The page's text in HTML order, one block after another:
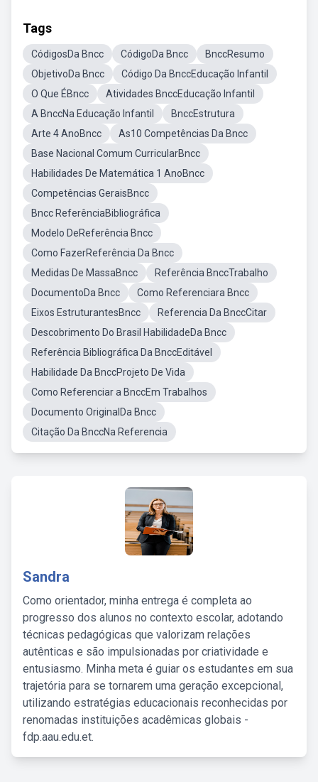
Tags
CódigosDa Bncc CódigoDa Bncc
BnccResumo
ObjetivoDa Bncc
Código Da BnccEducação Infantil
O Que ÉBncc
Atividades BnccEducação Infantil
A BnccNa Educação Infantil
BnccEstrutura
Arte 4 AnoBncc
As10 Competências Da Bncc
Base Nacional Comum CurricularBncc
Habilidades De Matemática 1 AnoBncc
Competências GeraisBncc
Bncc ReferênciaBibliográfica
Modelo DeReferência Bncc
Como FazerReferência Da Bncc
Medidas De MassaBncc
Referência BnccTrabalho
DocumentoDa Bncc
Como Referenciara Bncc
Eixos EstruturantesBncc
Referencia Da BnccCitar
Descobrimento Do Brasil HabilidadeDa Bncc
Referência Bibliográfica Da BnccEditável
Habilidade Da BnccProjeto De Vida
Como Referenciar a BnccEm Trabalhos
Documento OriginalDa Bncc
Citação Da BnccNa Referencia
Sandra
Como orientador, minha entrega é completa ao
progresso dos alunos no contexto escolar, adotando
técnicas pedagógicas que valorizam relações
autênticas e são impulsionadas por criatividade e
entusiasmo. Minha meta é guiar os estudantes em sua
trajetória para se tornarem uma geração excepcional,
utilizando estratégias educacionais reconhecidas por
renomadas instituições acadêmicas globais -
fdp.aau.edu.et.